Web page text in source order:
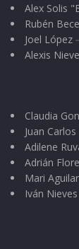
Alex Solis
Rubén
Joel López
Alexis
Claudia
Juan
Adilene
Adrián
Mari
Iván